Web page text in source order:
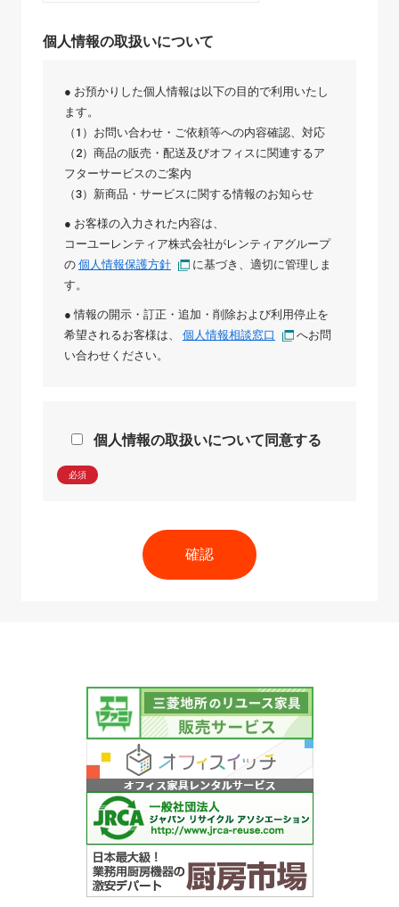
個人情報の取扱いについて
● お預かりした個人情報は以下の目的で利用いたし
ます。
（1）お問い合わせ・ご依頼等への内容確認、対応
（2）商品の販売・配送及びオフィスに関連するア
フターサービスのご案内
（3）新商品・サービスに関する情報のお知らせ
● お客様の入力された内容は、
コーユーレンティア株式会社がレンティアグループ
の 個人情報保護方針
に基づき、適切に管理しま
す。
● 情報の開示・訂正・追加・削除および利用停止を
希望されるお客様は、 個人情報相談窓口
へお問
い合わせください。
個人情報の取扱いについて同意する
必須